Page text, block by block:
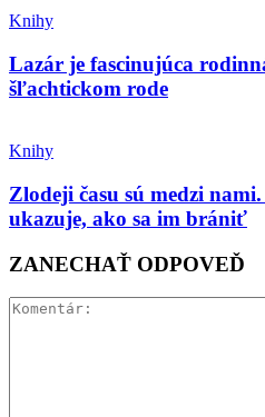
Knihy
Lazár je fascinujúca
šľachtickom rode
Knihy
Zlodeji času sú medzi
ukazuje, ako sa im brániť
ZANECHAŤ ODPOVEĎ